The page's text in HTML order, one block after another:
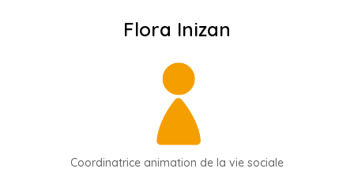
Flora Inizan
Coordinatrice animation de la vie sociale